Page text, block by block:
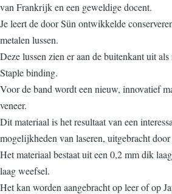
van Frankrijk en een geweldige docent.
Je leert de door Sün ontwikkelde
metalen lussen.
Deze lussen zien er aan de buitenkant uit
Staple binding.
Voor de band wordt een nieuw, innovatief
veneer.
Dit materiaal is het resultaat van een
mogelijkheden van laseren, uitgebracht
Het materiaal bestaat uit een 0,2 mm dik
laag weefsel.
Het kan worden aangebracht op leer of op